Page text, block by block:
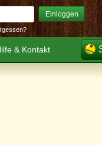
Einloggen
& Kontakt